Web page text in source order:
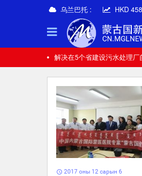
乌兰巴托 : HKD
解决在5个省建设污水处理厂
schedule 2017 оны 12 сарын 6